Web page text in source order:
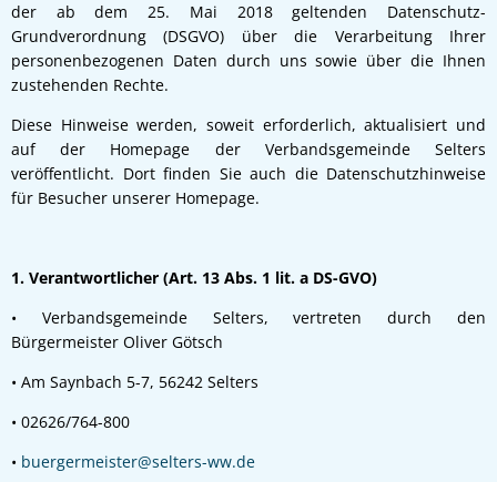
der ab dem 25. Mai 2018 geltenden Datenschutz-
Grundverordnung (DSGVO) über die Verarbeitung Ihrer
personenbezogenen Daten durch uns sowie über die Ihnen
zustehenden Rechte.
Diese Hinweise werden, soweit erforderlich, aktualisiert und
auf der Homepage der Verbandsgemeinde Selters
veröffentlicht. Dort finden Sie auch die Datenschutzhinweise
für Besucher unserer Homepage.
1. Verantwortlicher (Art. 13 Abs. 1 lit. a DS-GVO)
• Verbandsgemeinde Selters, vertreten durch den
Bürgermeister Oliver Götsch
• Am Saynbach 5-7, 56242 Selters
• 02626/764-800
• buergermeister@selters-ww.de